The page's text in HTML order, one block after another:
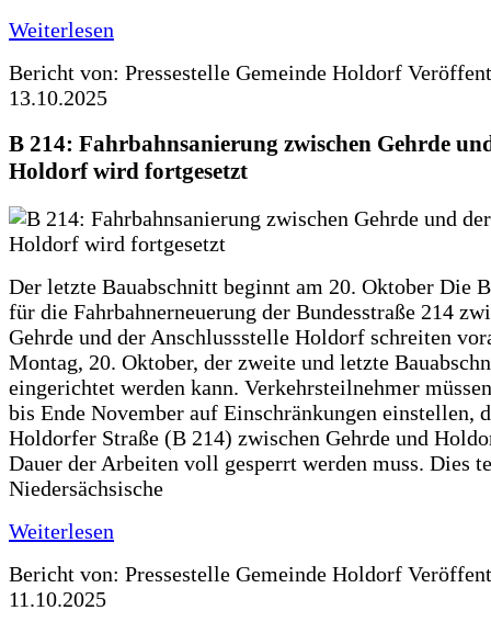
Weiterlesen
Bericht von: Pressestelle Gemeinde Holdorf
13.10.2025
B 214: Fahrbahnsanierung zwischen Gehrde
Holdorf wird fortgesetzt
Der letzte Bauabschnitt beginnt am 20. Oktober Die
für die Fahrbahnerneuerung der Bundesstraße 214
Gehrde und der Anschlussstelle Holdorf schreiten
Montag, 20. Oktober, der zweite und letzte
eingerichtet werden kann. Verkehrsteilnehmer
bis Ende November auf Einschränkungen einstellen,
Holdorfer Straße (B 214) zwischen Gehrde und
Dauer der Arbeiten voll gesperrt werden muss. Dies
Niedersächsische
Weiterlesen
Bericht von: Pressestelle Gemeinde Holdorf
11.10.2025